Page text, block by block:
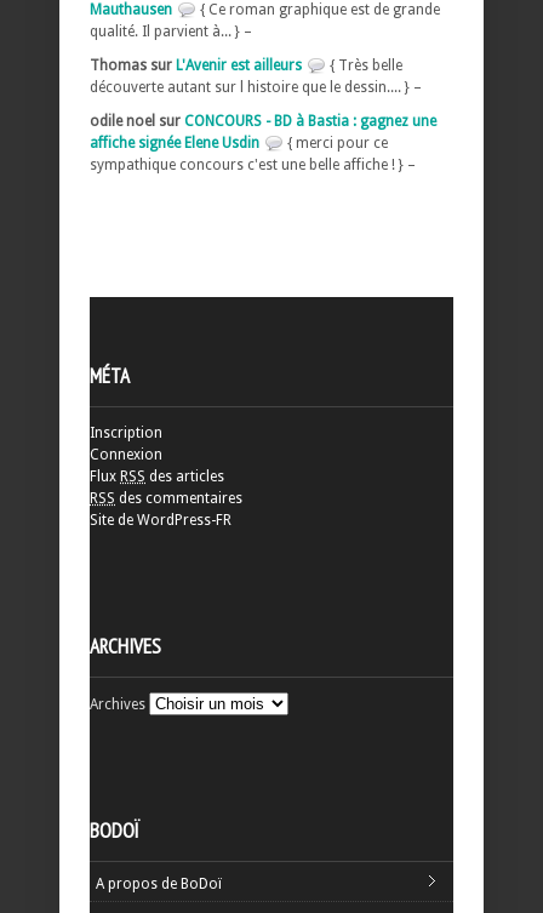
Mauthausen
{ Ce roman graphique est de grande
qualité. Il parvient à... } –
Thomas sur L'Avenir est ailleurs
{ Très belle
découverte autant sur l histoire que le dessin.... } –
odile noel sur CONCOURS - BD à Bastia : gagnez une
affiche signée Elene Usdin
{ merci pour ce
sympathique concours c'est une belle affiche ! } –
MÉTA
Inscription
Connexion
Flux RSS des articles
RSS des commentaires
Site de WordPress-FR
ARCHIVES
Archives
BODOÏ
A propos de BoDoï